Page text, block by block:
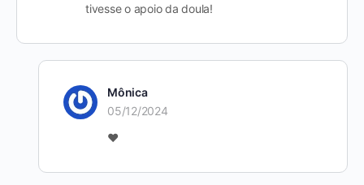
tivesse o apoio da doula!
Mônica
05/12/2024
❤️